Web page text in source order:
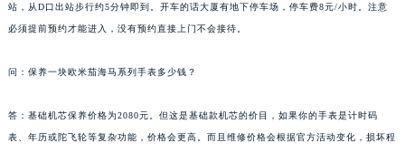
站，从D口出站步行约5分钟即到。开车的话大厦有地下停车场，停车费8元/小时。注意
必须提前预约才能进入，没有预约直接上门不会接待。
问：保养一块欧米茄海马系列手表多少钱？
答：基础机芯保养价格为2080元。但这是基础款机芯的价目，如果你的手表是计时码
表、年历或陀飞轮等复杂功能，价格会更高。而且维修价格会根据官方活动变化，损坏程